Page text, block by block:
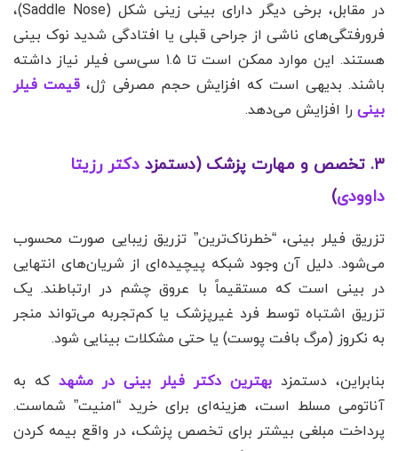
در مقابل، برخی دیگر دارای بینی زینی شکل (Saddle Nose)،
فرورفتگی‌های ناشی از جراحی قبلی یا افتادگی شدید نوک بینی
هستند. این موارد ممکن است تا ۱.۵ سی‌سی فیلر نیاز داشته
باشند. بدیهی است که افزایش حجم مصرفی ژل، قیمت فیلر
بینی را افزایش می‌دهد.
۳. تخصص و مهارت پزشک (دستمزد
دکتر رزیتا
داوودی)
تزریق فیلر بینی، “خطرناک‌ترین” تزریق زیبایی صورت محسوب
می‌شود. دلیل آن وجود شبکه پیچیده‌ای از شریان‌های انتهایی
در بینی است که مستقیماً با عروق چشم در ارتباطند. یک
تزریق اشتباه توسط فرد غیرپزشک یا کم‌تجربه می‌تواند منجر
به نکروز (مرگ بافت پوست) یا حتی مشکلات بینایی شود.
بنابراین، دستمزدبهترین دکتر فیلر بینی در مشهدکه به
آناتومی مسلط است، هزینه‌ای برای خرید “امنیت” شماست.
پرداخت مبلغی بیشتر برای تخصص پزشک، در واقع بیمه کردن